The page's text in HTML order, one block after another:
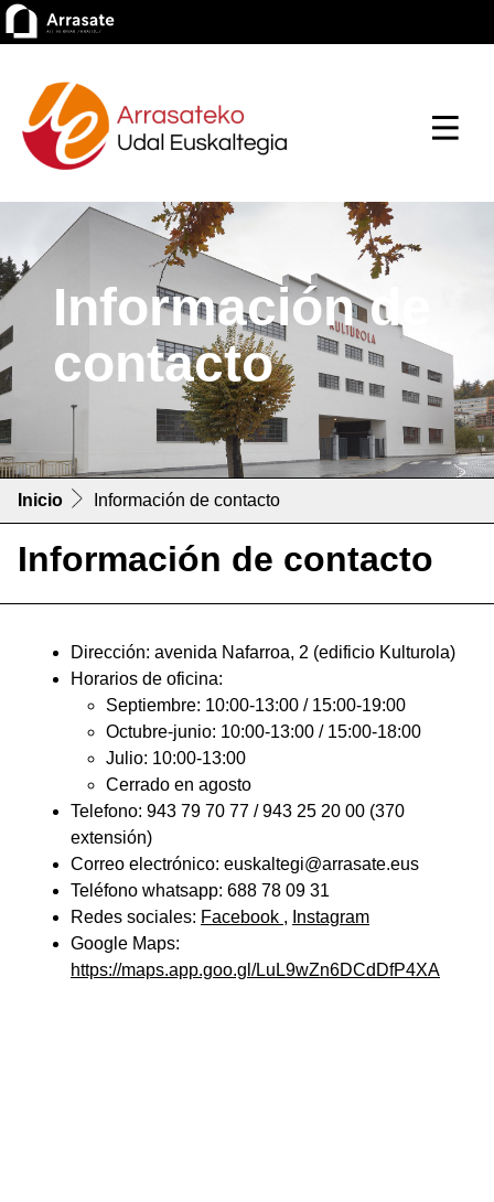
Información de
contacto
Inicio Información de contacto
Información de contacto
Dirección: avenida Nafarroa, 2 (edificio Kulturola)
Horarios de oficina:
Septiembre: 10:00-13:00 / 15:00-19:00
Octubre-junio: 10:00-13:00 / 15:00-18:00
Julio: 10:00-13:00
Cerrado en agosto
Telefono: 943 79 70 77 / 943 25 20 00 (370
extensión)
Correo electrónico: euskaltegi@arrasate.eus
Teléfono whatsapp: 688 78 09 31
Redes sociales: Facebook , Instagram
Google Maps:
https://maps.app.goo.gl/LuL9wZn6DCdDfP4XA